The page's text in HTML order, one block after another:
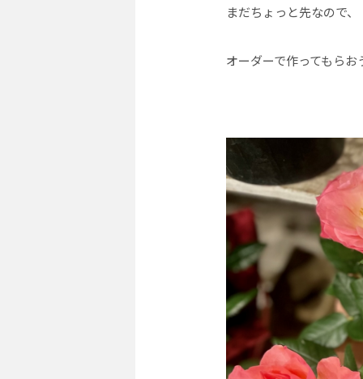
まだちょっと先なので、
オーダーで作ってもら